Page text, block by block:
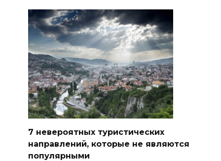
7 невероятных туристических
направлений, которые не являются
популярными